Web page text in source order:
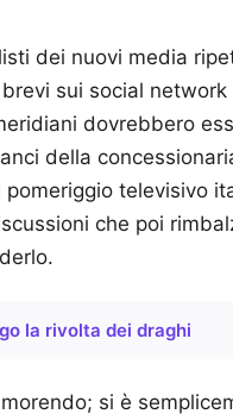
dei nuovi media
sui social
dovrebbero
della
televisivo
che poi
la rivolta dei draghi
si è